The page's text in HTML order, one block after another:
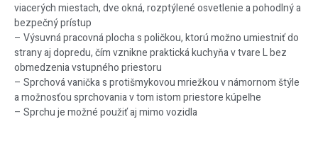
viacerých miestach, dve okná, rozptýlené osvetlenie a pohodlný a
bezpečný prístup
– Výsuvná pracovná plocha s poličkou, ktorú možno umiestniť do
strany aj dopredu, čím vznikne praktická kuchyňa v tvare L bez
obmedzenia vstupného priestoru
– Sprchová vanička s protišmykovou mriežkou v námornom štýle
a možnosťou sprchovania v tom istom priestore kúpeľne
– Sprchu je možné použiť aj mimo vozidla